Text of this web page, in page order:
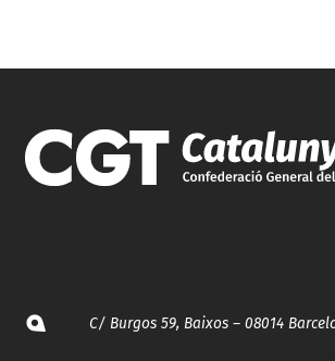
C/ Burgos 59, Baixos – 08014